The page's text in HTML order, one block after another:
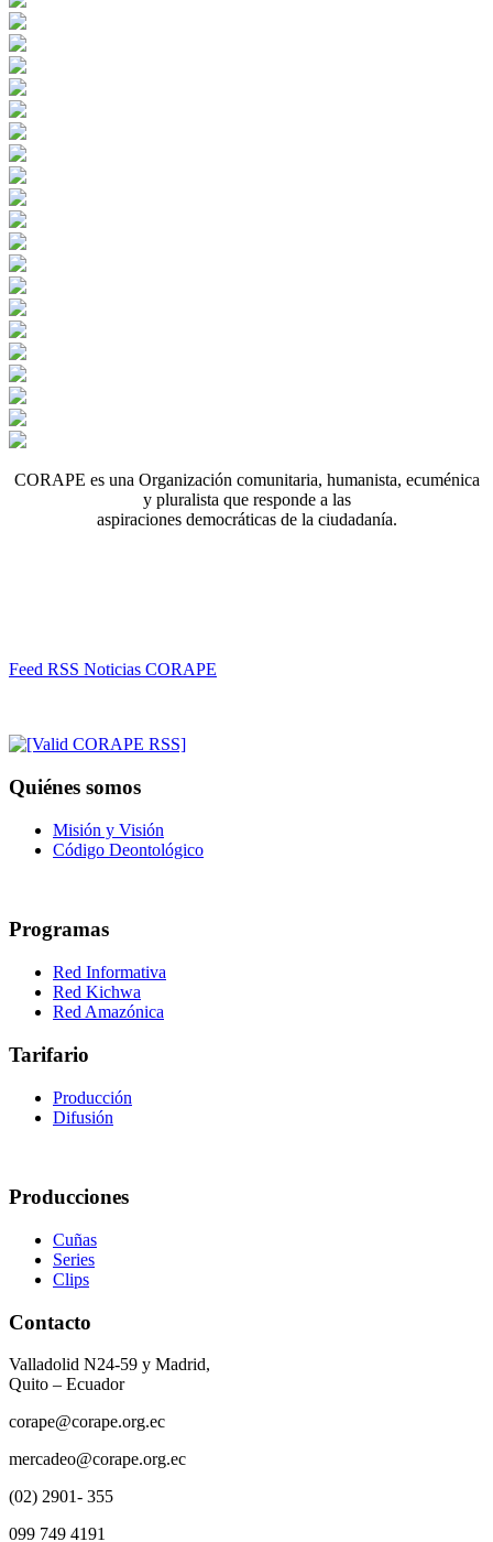
CORAPE es una Organización comunitaria, humanista, ecuménica
y pluralista que responde a las
aspiraciones democráticas de la ciudadanía.
Feed RSS Noticias CORAPE
Quiénes somos
Misión y Visión
Código Deontológico
Programas
Red Informativa
Red Kichwa
Red Amazónica
Tarifario
Producción
Difusión
Producciones
Cuñas
Series
Clips
Contacto
Valladolid N24-59 y Madrid,
Quito – Ecuador
corape@corape.org.ec
mercadeo@corape.org.ec
(02) 2901- 355
099 749 4191